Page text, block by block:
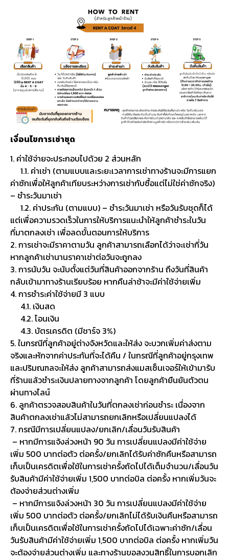
เงื่อนไขการเช่าชุด
1. ค่าใช้จ่ายจะประกอบไปด้วย 2 ส่วนหลัก
1.1. ค่าเช่า (ตามแบบและระยะเวลาการเช่าทางร้านจะมีการแยก
ค่าซักเพื่อให้ลูกค้าเทียบระหว่างการเช่ากับซื้อแต่ไม่ใช่ค่าซักจริง)
– ชำระวันมาเช่า
1.2. ค่าประกัน (ตามแบบ) – ชำระวันมาเช่า หรือวันรับชุดก็ได้
แต่เพื่อความรวดเร็วในการให้บริการแนะนำให้ลูกค้าชำระในวัน
ที่มาตกลงเช่า เพื่อลดขั้นตอนการให้บริการ
2. การเช่าจะมีราคาตามวัน ลูกค้าสามารถเลือกได้ว่าจะเช่ากี่วัน
หากลูกค้าเช่านานราคาเช่าต่อวันจะถูกลง
3. การนับวัน จะนับตั้งแต่วันที่สินค้าออกจากร้าน ถึงวันที่สินค้า
กลับเข้ามาทางร้านเรียบร้อย หากคืนล่าช้าจะมีค่าใช้จ่ายเพิ่ม
4. การชำระค่าใช้จ่ายมี 3 แบบ
4.1. เงินสด
4.2. โอนเงิน
4.3. บัตรเครดิต (มีชาร์จ 3%)
5. ในกรณีที่ลูกค้าอยู่ต่างจังหวัดและให้ส่ง จะบวกเพิ่มค่าส่งตาม
จริงและหักจากค่าประกันที่จะได้คืน / ในกรณีที่ลูกค้าอยู่กรุงเทพ
และปริมณฑลจะให้ส่ง ลูกค้าสามารถส่งแมสเซ็นเจอร์ให้เข้ามารับ
ที่ร้านแล้วชำระเงินปลายทางจากลูกค้า โดยลูกค้ายืนยันตัวตน
ผ่านทางไลน์
6. ลูกค้าตรวจสอบสินค้าในวันที่ตกลงเช่าก่อนชำระ เนื่องจาก
สินค้าตกลงเช่าแล้วไม่สามารถยกเลิกหรือเปลี่ยนแปลงได้
7. กรณีมีการเปลี่ยนแปลง/ยกเลิก/เลื่อนวันรับสินค้า
– หากมีการแจ้งล่วงหน้า 90 วัน การเปลี่ยนแปลงมีค่าใช้จ่าย
เพิ่ม 500 บาทต่อตัว ต่อครั้ง/ยกเลิกได้รับค่าซักคืนหรือสามารถ
เก็บเป็นเครดิตเพื่อใช้ในการเช่าครั้งถัดไปได้เต็มจำนวน/เลื่อนวัน
รับสินค้ามีค่าใช้จ่ายเพิ่ม 1,500 บาทต่อบิล ต่อครั้ง หากเพิ่มวันจะ
ต้องจ่ายส่วนต่างเพิ่ม
– หากมีการแจ้งล่วงหน้า 30 วัน การเปลี่ยนแปลงมีค่าใช้จ่าย
เพิ่ม 500 บาทต่อตัว ต่อครั้ง/ยกเลิกไม่ได้รับเงินคืนหรือสามารถ
เก็บเป็นเครดิตเพื่อใช้ในการเช่าครั้งถัดไปได้เฉพาะค่าซัก/เลื่อน
วันรับสินค้ามีค่าใช้จ่ายเพิ่ม 1,500 บาทต่อบิล ต่อครั้ง หากเพิ่มวัน
จะต้องจ่ายส่วนต่างเพิ่ม และทางร้านขอสงวนสิทธิ์ในการบอกเลิก